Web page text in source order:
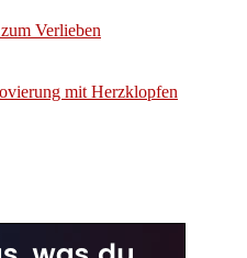
Verlieben
mit Herzklopfen